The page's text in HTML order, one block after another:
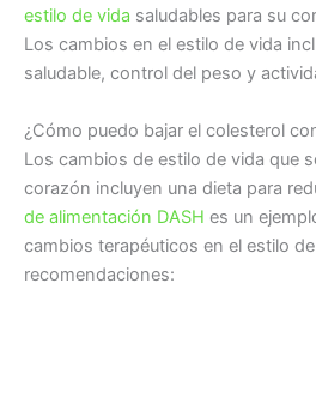
estilo de vida saludables para su
Los cambios en el estilo de vida
saludable, control del peso y
¿Cómo puedo bajar el colesterol
Los cambios de estilo de vida que
corazón incluyen una dieta para
de alimentación DASH es un
cambios terapéuticos en el estilo
recomendaciones: